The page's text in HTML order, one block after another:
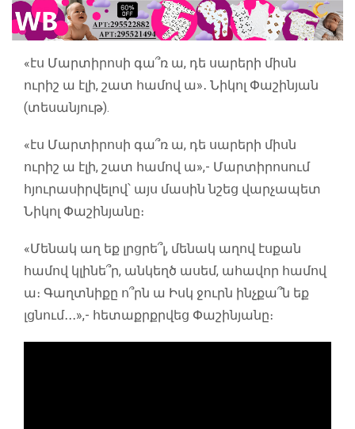
«էս Մարտիրոսի գա՞ռ ա, դե սարերի միսն
ուրիշ ա էլի, շատ համով ա»․ Նիկոլ Փաշինյան
(տեսանյութ).
«էս Մարտիրոսի գա՞ռ ա, դե սարերի միսն
ուրիշ ա էլի, շատ համով ա»,- Մարտիրոսում
հյուրասիրվելով՝ այս մասին նշեց վարչապետ
Նիկոլ Փաշինյանը։
«Մենակ աղ եք լրցրե՞լ, մենակ աղով էսքան
համով կլինե՞ր, անկեղծ ասեմ, ահավոր համով
ա։ Գաղտնիքը ո՞րն ա Իսկ ջուրն ինչքա՞ն եք
լցնում․․․»,- հետաքրքրվեց Փաշինյանը։